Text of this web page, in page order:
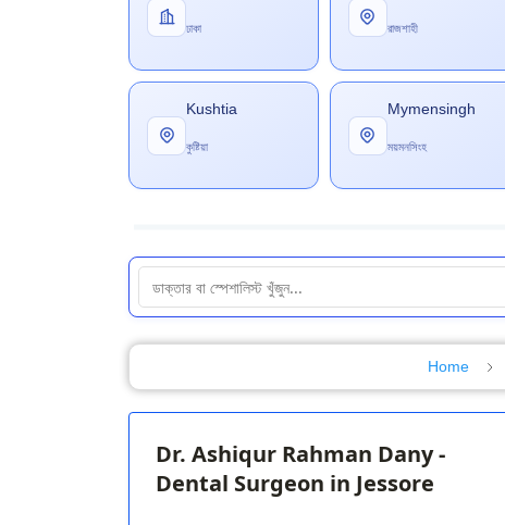
ঢাকা রাজশাহী
Kushtia
কুষ্টিয়া
Mymensingh
ময়মনসিংহ
Home
Dr. Ashiqur Rahman Dany -
Dental Surgeon in Jessore